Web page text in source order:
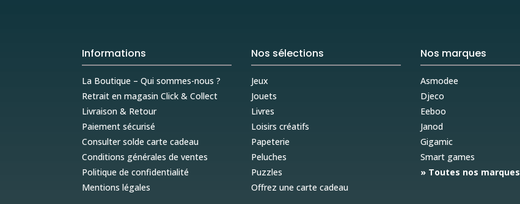
Informations
La Boutique – Qui sommes-nous ?
Retrait en magasin Click & Collect
Livraison & Retour
Paiement sécurisé
Consulter solde carte cadeau
Conditions générales de ventes
Politique de confidentialité
Mentions légales
Nos sélections
Jeux
Jouets
Livres
Loisirs créatifs
Papeterie
Peluches
Puzzles
Offrez une carte cadeau
Nos marques
Asmodee
Djeco
Eeboo
Janod
Gigamic
Smart games
» Toutes nos marques